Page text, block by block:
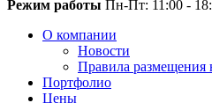
Режим работы Пн-Пт: 11:00 -
О компании
Новости
Правила
Портфолио
Цены